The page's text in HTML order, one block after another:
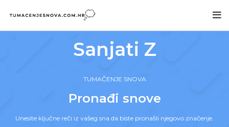
Sanjati Z
TUMAČENJE SNOVA
Pronađi snove
Unesite ključne reči iz vašeg sna da biste pronašli njegovo značenje.